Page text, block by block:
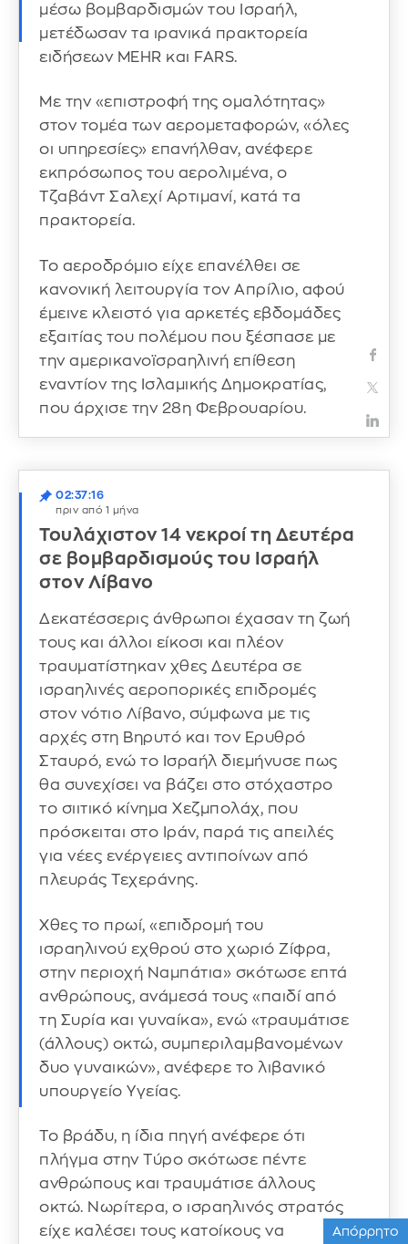
μέσω βομβαρδισμών του Ισραήλ,
μετέδωσαν τα ιρανικά πρακτορεία
ειδήσεων MEHR και FARS.
Με την «επιστροφή της ομαλότητας»
στον τομέα των αερομεταφορών, «όλες
οι υπηρεσίες» επανήλθαν, ανέφερε
εκπρόσωπος του αερολιμένα, ο
Τζαβάντ Σαλεχί Αρτιμανί, κατά τα
πρακτορεία.
Το αεροδρόμιο είχε επανέλθει σε
κανονική λειτουργία τον Απρίλιο, αφού
έμεινε κλειστό για αρκετές εβδομάδες
εξαιτίας του πολέμου που ξέσπασε με
την αμερικανοϊσραηλινή επίθεση
εναντίον της Ισλαμικής Δημοκρατίας,
που άρχισε την 28η Φεβρουαρίου.
02:37:16
πριν από 1 μήνα
Τουλάχιστον 14 νεκροί τη Δευτέρα
σε βομβαρδισμούς του Ισραήλ
στον Λίβανο
Δεκατέσσερις άνθρωποι έχασαν τη ζωή
τους και άλλοι είκοσι και πλέον
τραυματίστηκαν χθες Δευτέρα σε
ισραηλινές αεροπορικές επιδρομές
στον νότιο Λίβανο, σύμφωνα με τις
αρχές στη Βηρυτό και τον Ερυθρό
Σταυρό, ενώ το Ισραήλ διεμήνυσε πως
θα συνεχίσει να βάζει στο στόχαστρο
το σιιτικό κίνημα Χεζμπολάχ, που
πρόσκειται στο Ιράν, παρά τις απειλές
για νέες ενέργειες αντιποίνων από
πλευράς Τεχεράνης.
Χθες το πρωί, «επιδρομή του
ισραηλινού εχθρού στο χωριό Ζίφρα,
στην περιοχή Ναμπάτια» σκότωσε επτά
ανθρώπους, ανάμεσά τους «παιδί από
τη Συρία και γυναίκα», ενώ «τραυμάτισε
(άλλους) οκτώ, συμπεριλαμβανομένων
δυο γυναικών», ανέφερε το λιβανικό
υπουργείο Υγείας.
Το βράδυ, η ίδια πηγή ανέφερε ότι
πλήγμα στην Τύρο σκότωσε πέντε
ανθρώπους και τραυμάτισε άλλους
οκτώ. Νωρίτερα, ο ισραηλινός στρατός
είχε καλέσει τους κατοίκους να
Απόρρητο